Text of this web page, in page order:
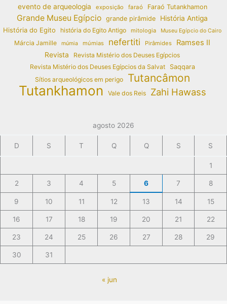
evento de arqueologia exposição faraó Faraó Tutankhamon
Grande Museu Egípcio grande pirâmide
História Antiga
História do Egito
história do Egito Antigo mitologia Museu Egípcio do Cairo
Márcia Jamille múmia múmias nefertiti Pirâmides Ramses II
Revista
Revista Mistério dos Deuses Egípcios
Revista Mistério dos Deuses Egípcios da Salvat
Saqqara
Sítios arqueológicos em perigo
Tutancâmon
Tutankhamon Vale dos Reis Zahi Hawass
agosto 2026
D S T Q Q S S
1
2 3 4 5 6 7 8
9 10 11 12 13 14 15
16 17 18 19 20 21 22
23 24 25 26 27 28 29
30 31
« jun